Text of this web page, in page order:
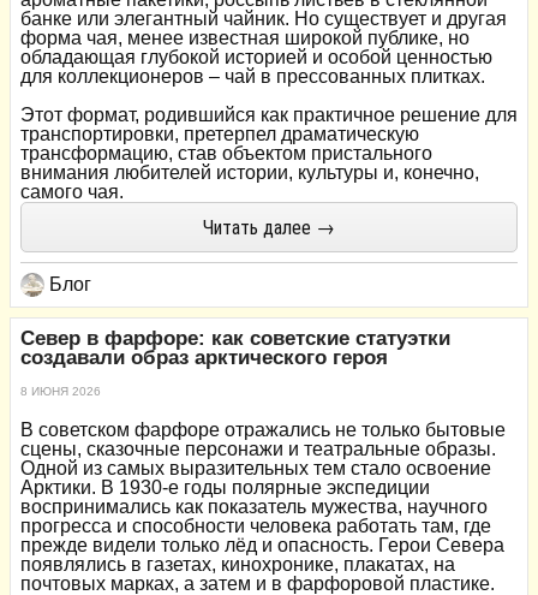
банке или элегантный чайник. Но существует и другая
форма чая, менее известная широкой публике, но
обладающая глубокой историей и особой ценностью
для коллекционеров – чай в прессованных плитках.
Этот формат, родившийся как практичное решение для
транспортировки, претерпел драматическую
трансформацию, став объектом пристального
внимания любителей истории, культуры и, конечно,
самого чая.
Читать далее →
Блог
Север в фарфоре: как советские статуэтки
создавали образ арктического героя
8 ИЮНЯ 2026
В советском фарфоре отражались не только бытовые
сцены, сказочные персонажи и театральные образы.
Одной из самых выразительных тем стало освоение
Арктики. В 1930‑е годы полярные экспедиции
воспринимались как показатель мужества, научного
прогресса и способности человека работать там, где
прежде видели только лёд и опасность. Герои Севера
появлялись в газетах, кинохронике, плакатах, на
почтовых марках, а затем и в фарфоровой пластике.